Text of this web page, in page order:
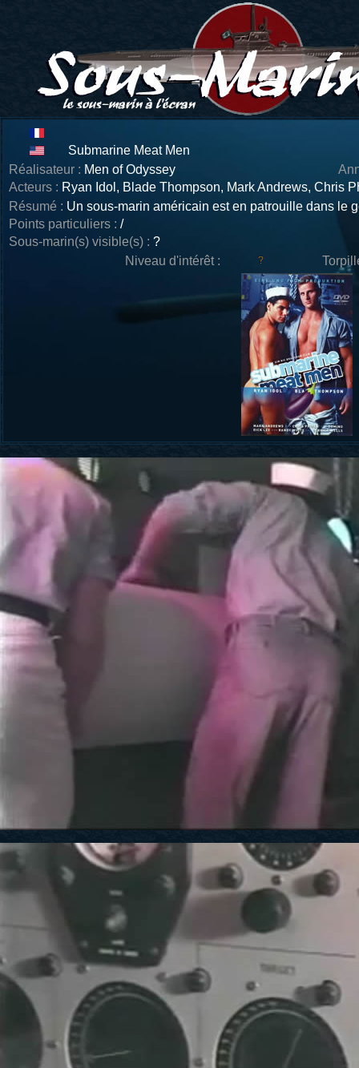
Submarine Meat Men
Réalisateur : Men of Odyssey
Acteurs : Ryan Idol, Blade Thompson, Mark Andrews, Chris
Résumé : Un sous-marin américain est en patrouille dans le
Points particuliers : /
Sous-marin(s) visible(s) : ?
Niveau d'intérêt :